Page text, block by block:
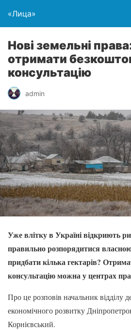
«Лица»
Нові земельні
отримати
консультацію
admin
Уже влітку в Україні відкриють
правильно розпорядитися
придбати кілька гектарів?
консультацію можна у центрах
Про це розповів начальник відділу
економічного розвитку
Корнієвський.